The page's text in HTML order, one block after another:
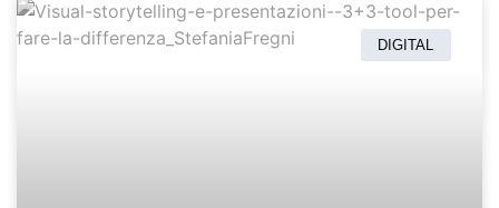
DIGITAL